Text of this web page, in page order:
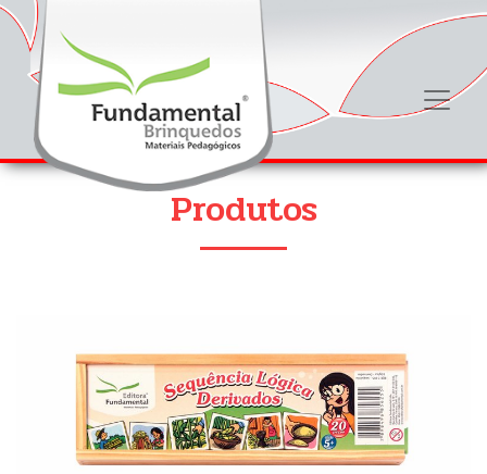
Produtos